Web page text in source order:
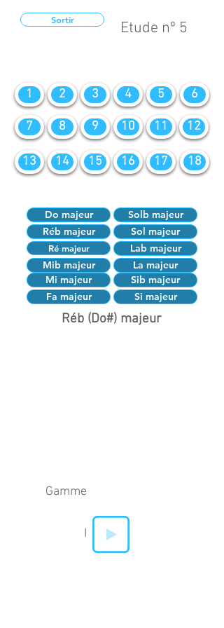
Sortir Etude nº 5
1 2 3 4 5 6
7 8 9 10 11 12
13 14 15 16 17 18
Do majeur
Solb majeur
Réb majeur
Sol majeur
Ré majeur
Lab majeur
Mib majeur
Mi majeur
La majeur
Sib majeur
Fa majeur
Si majeur
Réb (Do#) majeur
Gamme
I